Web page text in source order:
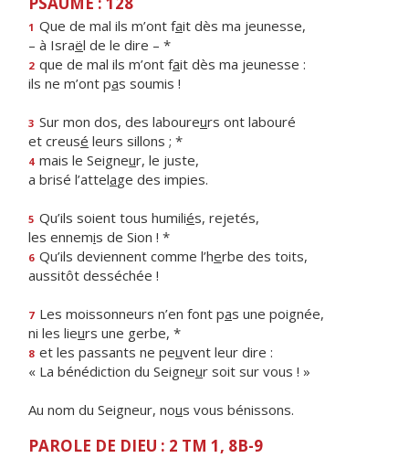
1 Que de mal ils m’ont fait dès ma jeunesse,
– à Israël de le dire – *
2 que de mal ils m’ont fait dès ma jeunesse :
ils ne m’ont pas soumis !
3 Sur mon dos, des laboureurs ont labouré
et creusé leurs sillons ; *
4 mais le Seigneur, le juste,
a brisé l’attelage des impies.
5 Qu’ils soient tous humiliés, rejetés,
les ennemis de Sion ! *
6 Qu’ils deviennent comme l’herbe des toits,
aussitôt desséchée !
7 Les moissonneurs n’en font pas une poignée,
ni les lieurs une gerbe, *
8 et les passants ne peuvent leur dire :
« La bénédiction du Seigneur soit sur vous ! »
Au nom du Seigneur, nous vous bénissons.
PAROLE DE DIEU : 2 TM 1, 8B-9